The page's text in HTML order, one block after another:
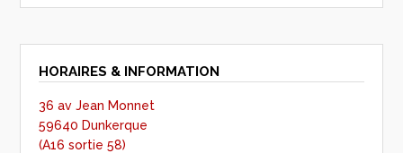
HORAIRES & INFORMATION
36 av Jean Monnet
59640 Dunkerque
(A16 sortie 58)